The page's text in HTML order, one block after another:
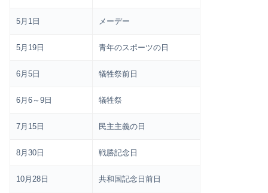
5月1日 メーデー
5月19日 青年のスポーツの日
6月5日 犠牲祭前日
6月6～9日 犠牲祭
7月15日 民主主義の日
8月30日 戦勝記念日
10月28日 共和国記念日前日